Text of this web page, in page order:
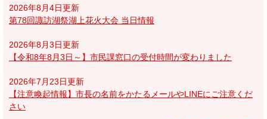
2026年8月4日更新
第78回諏訪湖祭湖上花火大会 当日情報
2026年8月3日更新
【令和8年8月3日～】市民課窓口の受付時間が変わりました
2026年7月23日更新
【注意喚起情報】市長の名前をかたるメールやLINEにご注意くだ
さい